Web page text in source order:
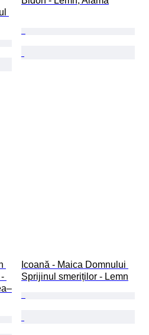
Icoană - Maica Domnului
Sprijinul smeriților - Lemn